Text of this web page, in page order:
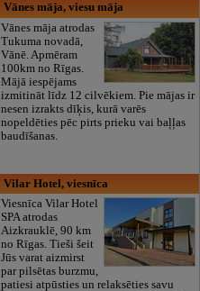
Vānes māja, viesu māja
Vānes māja atrodas
Tukuma novadā,
Vānē. Apmēram
100km no Rīgas.
Mājā iespējams
izmitināt līdz 12 cilvēkiem. Pie mājas ir
nesen izrakts dīķis, kurā varēs
nopeldēties pēc pirts prieku vai baļļas
baudīšanas.
Vilar Hotel, viesnīca
Viesnīca Vilar Hotel
SPA atrodas
Aizkrauklē, 90 km
no Rīgas. Tieši šeit
Jūs varat aizmirst
par pilsētas burzmu,
patiesi atpūsties un relaksēties savu